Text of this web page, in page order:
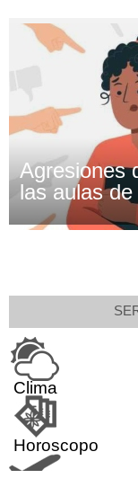
Agresiones
las aulas
Clima
Horoscopo